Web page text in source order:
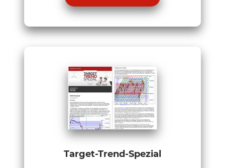
Target-Trend-Spezial